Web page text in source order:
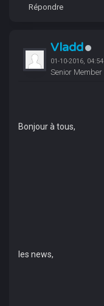
Répondre
Vladd
01-10-2016, 04:54
Senior Member
Bonjour à tous,
les news,